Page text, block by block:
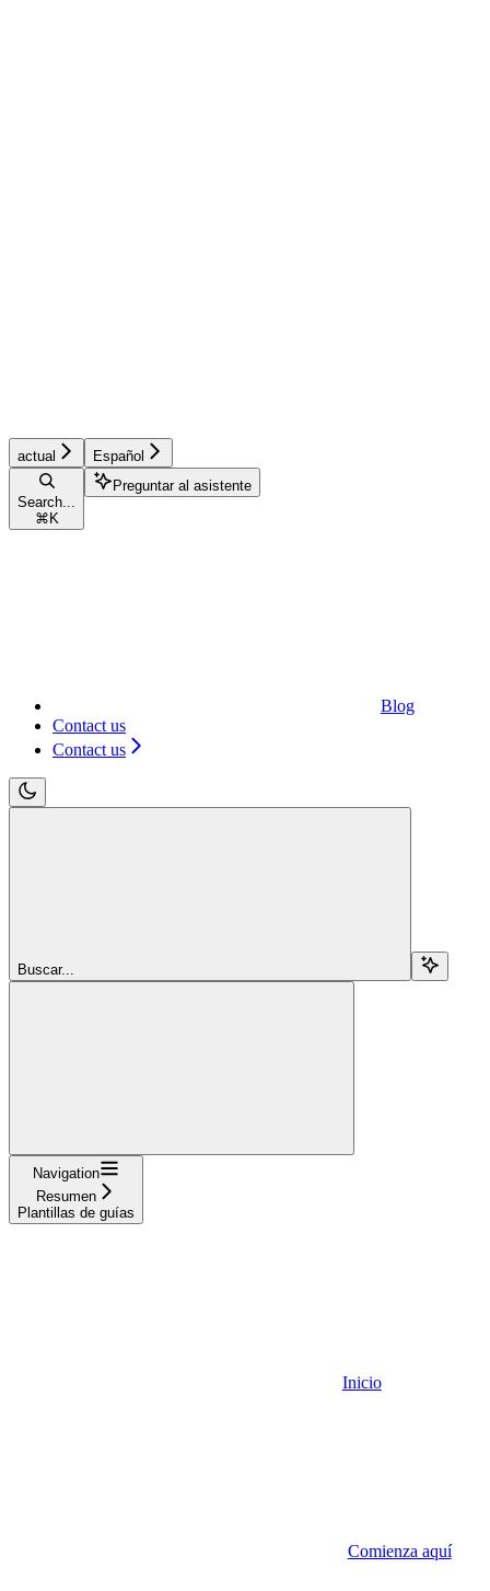
actual Español
Search...
⌘ K
Preguntar al asistente
Blog
Contact us
Contact us
Buscar...
Navigation
Resumen
Plantillas de guías
Inicio
Comienza aquí